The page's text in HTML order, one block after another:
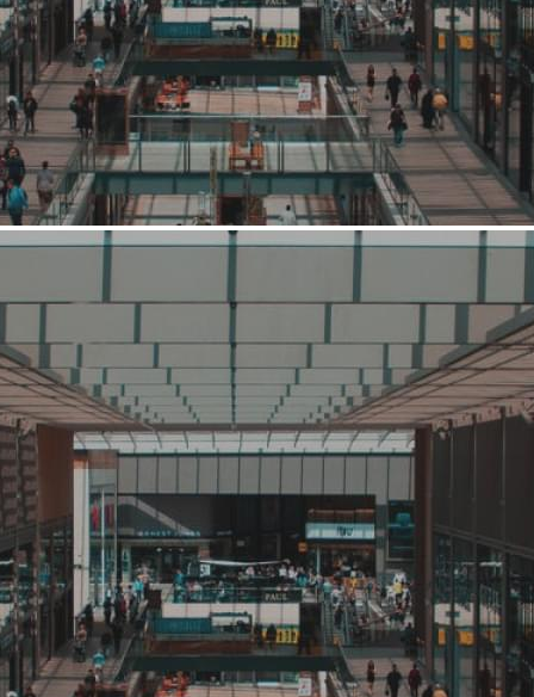
Средний
Связаться с ритейлером Узнать планы развития ритейлера
магазины с большим ассортиментом и безупречное качество
обслуживания. Ниша, которую мы занимаем – это золотая
середина. У нас не маленькие магазины, где отсутствует
широкий ассортимент, но и не такие огромные, где теряется
тщательность отбора товара и обслуживания клиентов.
Магазины сети «НОВЫЙ МИР» представлены в Славянске-
на-Кубани, Геленджике,Темрюке, Крымске,...
1514 (+1)
Навигация
О ритейлере
О компании
Информация о развитии ритейлера
Где представлена ТС
Контакты
Фотогалерея